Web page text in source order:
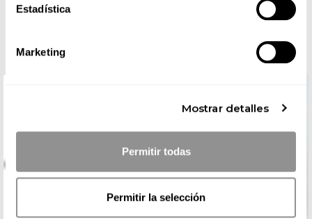
Estadística
Marketing
Mostrar detalles
Permitir todas
Permitir la selección
COMPLETA TU LOOK